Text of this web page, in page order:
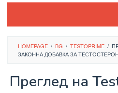
HOMEPAGE / BG / TESTOPRIME /
ЗАКОННА ДОБАВКА ЗА
Преглед на